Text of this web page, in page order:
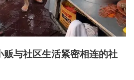
与社区生活紧密相连的社